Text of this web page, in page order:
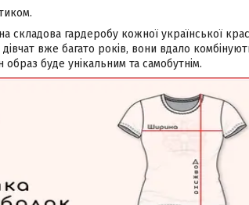
гардеробу кожної української
вже багато років, вони вдало
буде унікальним та самобутнім.